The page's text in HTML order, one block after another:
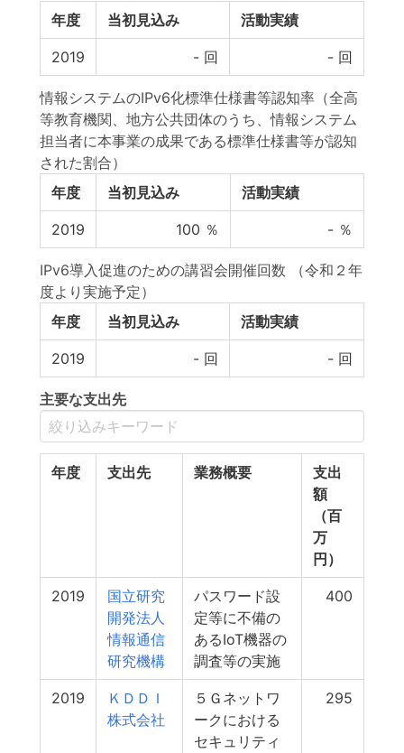
年度
当初見込み 活動実績
2019 - 回 - 回
情報システムのIPv6化標準仕様書等認知率（全高
等教育機関、地方公共団体のうち、情報システム
担当者に本事業の成果である標準仕様書等が認知
された割合）
年度
当初見込み 活動実績
2019 100 ％ - ％
IPv6導入促進のための講習会開催回数 （令和２年
度より実施予定）
年度
当初見込み 活動実績
2019 - 回 - 回
主要な支出先
年度 支出先 業務概要
支出
額
（百
万
円）
2019
国立研究
開発法人
情報通信
研究機構
パスワード設
定等に不備の
あるIoT機器の
調査等の実施
400
2019
ＫＤＤＩ
株式会社
５Ｇネットワ
ークにおける
セキュリティ
295